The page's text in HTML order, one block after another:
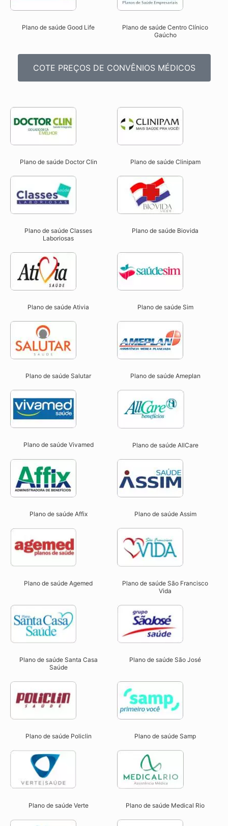
Plano de saúde Good Life
Plano de saúde Centro Clínico
Gaúcho
COTE PREÇOS DE CONVÊNIOS MÉDICOS
Plano de saúde Doctor Clin Plano de saúde Clinipam
Plano de saúde Classes
Laboriosas
Plano de saúde Biovida
Plano de saúde Ativia Plano de saúde Sim
Plano de saúde Salutar Plano de saúde Ameplan
Plano de saúde Vivamed Plano de saúde AllCare
Plano de saúde Affix Plano de saúde Assim
Plano de saúde Agemed
Plano de saúde São Francisco
Vida
Plano de saúde Santa Casa
Saúde
Plano de saúde São José
Plano de saúde Policlin Plano de saúde Samp
Plano de saúde Verte Plano de saúde Medical Rio